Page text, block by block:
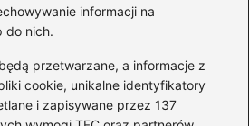
informacji na
do nich.
przetwarzane, a informacje z
cookie, unikalne identyfikatory
i zapisywane przez 137
Kategorie